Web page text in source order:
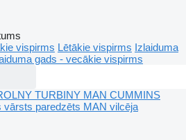
vispirms Lētākie vispirms Izlaiduma
gads - vecākie vispirms